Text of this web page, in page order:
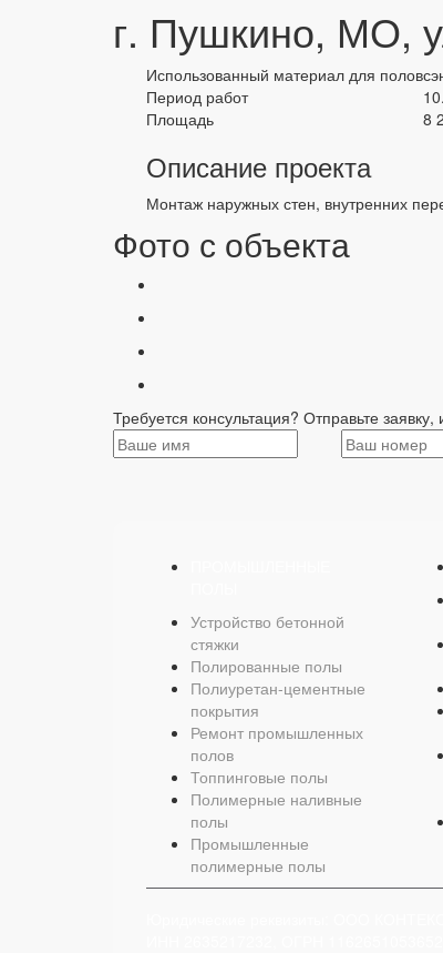
г. Пушкино, МО,
Использованный материал для полов
Период работ
Площадь
8
Описание проекта
Монтаж наружных стен, внутренних
Фото с объекта
Требуется консультация? Отправьте
Устройство бетонной
стяжки
Полированные полы
Полиуретан-цементные
покрытия
Ремонт промышленных
полов
Топпинговые полы
Полимерные наливные
полы
Промышленные
полимерные полы